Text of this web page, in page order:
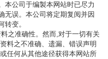
本公司于编製本网站时已尽力
无误。本公司将定期复阅并因
转变。
之准确性。然而,对于一切有关
料之不准确、遗漏、错误声明
任何从其他途径获得本网站所